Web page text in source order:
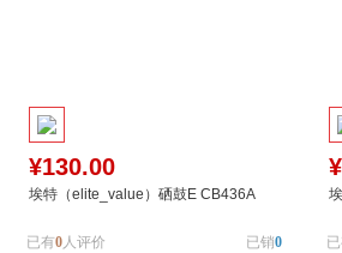
¥130.00
埃特（elite_value）硒鼓E CB436A
已有0人评价 已销0